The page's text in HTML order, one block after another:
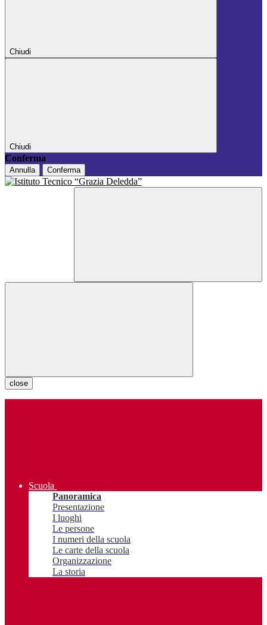
Chiudi
Chiudi
Conferma
Annulla Conferma
close
Scuola
Panoramica
Presentazione
I luoghi
Le persone
I numeri della scuola
Le carte della scuola
Organizzazione
La storia